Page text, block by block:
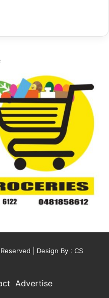
| Design By : CS
Advertise